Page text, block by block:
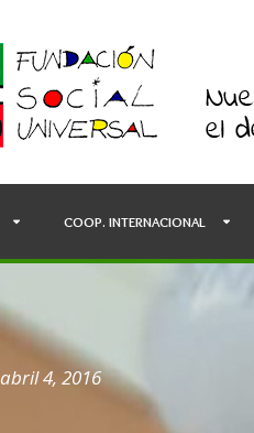
COOP. INTERNACIONAL
abril 4, 2016